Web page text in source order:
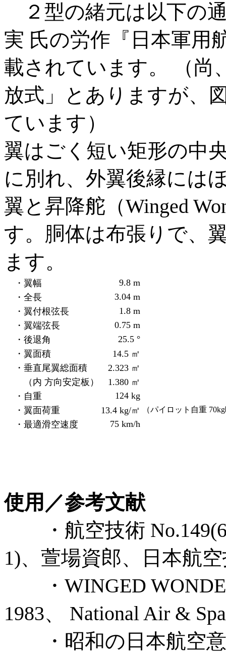
２型の緒元は以下の
実 氏の労作『日本軍用
載されています。 （尚
放式」とありますが、
ています）
翼はごく短い矩形の中
に別れ、外翼後縁には
翼と昇降舵（Winged
す。胴体は布張りで、
ます。
・翼幅
9.8 m
・全長
3.04 m
・翼付根弦長
1.8 m
・翼端弦長
0.75 m
・後退角
25.5 °
・翼面積
14.5 ㎡
・垂直尾翼総面積
2.323 ㎡
（内 方向安定板）
1.380 ㎡
・自重
124 kg
・翼面荷重
13.4 kg/㎡ （パイロット自重
・最適滑空速度 75 km/h
使用／参考文献
・航空技術
1)、萱場資郎、日本航
・WINGED
1983、 National Air &
・昭和の日本航空意